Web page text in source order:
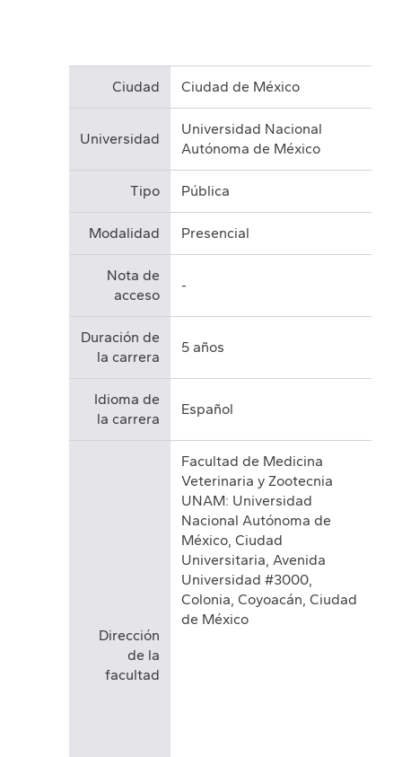
Ciudad Ciudad de México
Universidad
Universidad Nacional
Autónoma de México
Tipo Pública
Modalidad Presencial
Nota de
acceso
-
Duración de
la carrera
5 años
Idioma de
la carrera
Español
Dirección
de la
facultad
Facultad de Medicina
Veterinaria y Zootecnia
UNAM: Universidad
Nacional Autónoma de
México, Ciudad
Universitaria, Avenida
Universidad #3000,
Colonia, Coyoacán, Ciudad
de México